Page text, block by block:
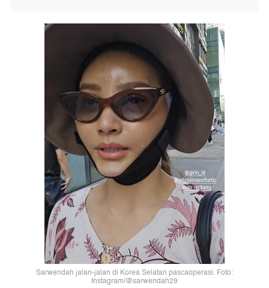
Sarwendah jalan-jalan di Korea Selatan pascaoperasi. Foto:
Instagram/@sarwendah29